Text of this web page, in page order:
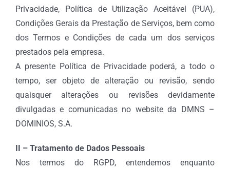
Privacidade, Política de Utilização Aceitável (PUA),
Condições Gerais da Prestação de Serviços, bem como
dos Termos e Condições de cada um dos serviços
prestados pela empresa.
A presente Política de Privacidade poderá, a todo o
tempo, ser objeto de alteração ou revisão, sendo
quaisquer alterações ou revisões devidamente
divulgadas e comunicadas no website da DMNS –
DOMINIOS, S.A.
II – Tratamento de Dados Pessoais
Nos termos do RGPD, entendemos enquanto